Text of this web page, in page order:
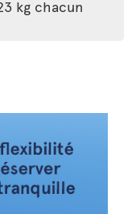
kg chacun